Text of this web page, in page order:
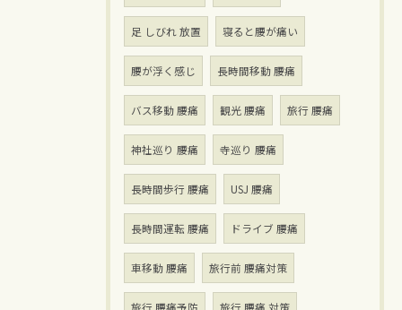
足 しびれ 放置 寝ると腰が痛い
腰が浮く感じ 長時間移動 腰痛
バス移動 腰痛 観光 腰痛 旅行 腰痛
神社巡り 腰痛 寺巡り 腰痛
長時間歩行 腰痛 USJ 腰痛
長時間運転 腰痛 ドライブ 腰痛
車移動 腰痛 旅行前 腰痛対策